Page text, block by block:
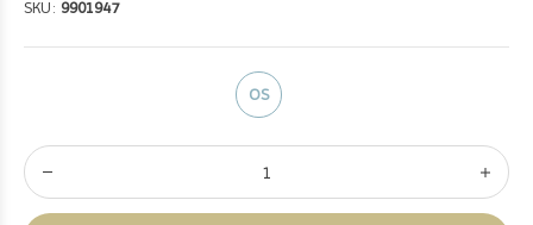
SKU: 9901947
OS